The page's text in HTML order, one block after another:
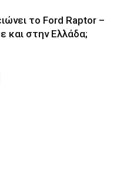
το Ford Raptor –
και στην Ελλάδα;